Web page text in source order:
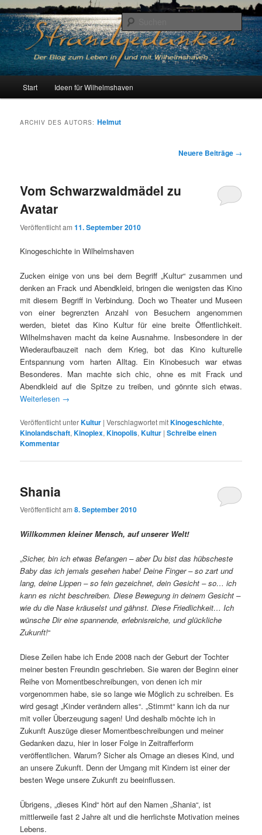
Zum
primären
Inhalt
springen
Zum
sekundären
Inhalt
springenStrandgedanken
Der Blog zum Leben in Wilhelmshaven
Start Ideen für Wilhelmshaven
ARCHIV DES AUTORS: Helmut
t
a
g
n
v
i
g
a
t
i
o
n
Neuere Beiträge →
Vom Schwarzwaldmädel zu
Avatar
Veröffentlicht am11. September 2010
Kinogeschichte in Wilhelmshaven
Zucken einige von uns bei dem Begriff „Kultur“ zusammen und
denken an Frack und Abendkleid, bringen die wenigsten das Kino
mit diesem Begriff in Verbindung. Doch wo Theater und Museen
von einer begrenzten Anzahl von Besuchern angenommen
werden, bietet das Kino Kultur für eine breite Öffentlichkeit.
Wilhelmshaven macht da keine Ausnahme. Insbesondere in der
Wiederaufbauzeit nach dem Krieg, bot das Kino kulturelle
Entspannung vom harten Alltag. Ein Kinobesuch war etwas
Besonderes. Man machte sich chic, ohne es mit Frack und
Abendkleid auf die Spitze zu treiben, und gönnte sich etwas.
Weiterlesen →
Veröffentlicht unterKultur |Verschlagwortet mitKinogeschichte,
Kinolandschaft,Kinoplex,Kinopolis,Kultur |Schreibe einen
Kommentar
Shania
Veröffentlicht am8. September 2010
Willkommen kleiner Mensch, auf unserer Welt!
„Sicher, bin ich etwas Befangen – aber Du bist das hübscheste
Baby das ich jemals gesehen habe! Deine Finger – so zart und
lang, deine Lippen – so fein gezeichnet, dein Gesicht – so… ich
kann es nicht beschreiben. Diese Bewegung in deinem Gesicht –
wie du die Nase kräuselst und gähnst. Diese Friedlichkeit… Ich
wünsche Dir eine spannende, erlebnisreiche, und glückliche
Zukunft!“
Diese Zeilen habe ich Ende 2008 nach der Geburt der Tochter
meiner besten Freundin geschrieben. Sie waren der Beginn einer
Reihe von Momentbeschreibungen, von denen ich mir
vorgenommen habe, sie so lange wie Möglich zu schreiben. Es
wird gesagt „Kinder verändern alles“. „Stimmt“ kann ich da nur
mit voller Überzeugung sagen! Und deshalb möchte ich in
Zukunft Auszüge dieser Momentbeschreibungen und meiner
Gedanken dazu, hier in loser Folge in Zeitrafferform
veröffentlichen. Warum? Sicher als Omage an dieses Kind, und
an unsere Zukunft. Denn der Umgang mit Kindern ist einer der
besten Wege unsere Zukunft zu beeinflussen.
Übrigens, „dieses Kind“ hört auf den Namen „Shania“, ist
mittlerweile fast 2 Jahre alt und die herrlichste Motivation meines
Lebens.